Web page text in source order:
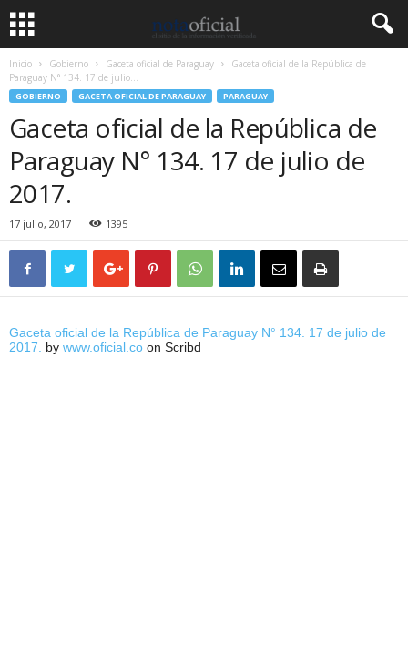
Inicio Gobierno Gaceta oficial de Paraguay
Gaceta oficial de la República de
Paraguay N° 134. 17 de julio...
GOBIERNO GACETA OFICIAL DE PARAGUAY PARAGUAY
Gaceta oficial de la República de
Paraguay N° 134. 17 de julio de
2017.
17 julio, 2017 1395
Gaceta oficial de la República de Paraguay N° 134. 17 de julio de
2017.
by www.oficial.co on Scribd